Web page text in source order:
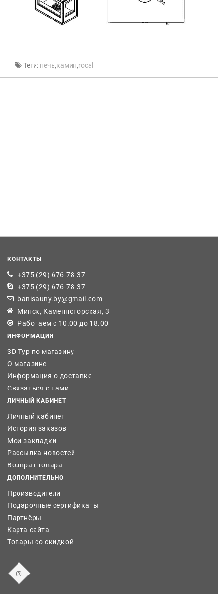
Теги: печь,камин,rocal
КОНТАКТЫ
+375 (29) 676-78-37
+375 (29) 676-78-37
banisauny.by@gmail.com
Минск, Каменногорская, 3
Работаем с 10.00 до 18.00
ИНФОРМАЦИЯ
3D Тур по магазину
О магазине
Информация о доставке
Связаться с нами
ЛИЧНЫЙ КАБИНЕТ
Личный кабинет
История заказов
Мои закладки
Рассылка новостей
Возврат товара
ДОПОЛНИТЕЛЬНО
Производители
Подарочные сертификаты
Партнёры
Карта сайта
Товары со скидкой